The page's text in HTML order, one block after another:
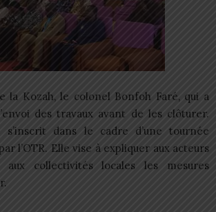
la Kozah, le colonel Bonfoh Faré, qui a
des travaux avant de les clôturer.
dans le cadre d’une tournée
l’OTR. Elle vise à expliquer aux acteurs
aux collectivités locales les mesures